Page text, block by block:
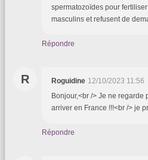
spermatozoïdes pour
masculins et refusent de
Répondre
R Roguidine 12/10/2023 11:56
Bonjour,<br /> Je ne regarde
arriver en France !!!<br /> je
Répondre